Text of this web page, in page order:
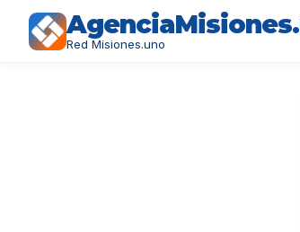
Red Misiones.uno